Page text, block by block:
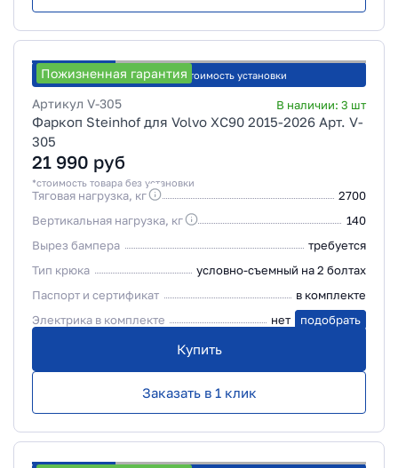
Пожизненная гарантияРассчитать стоимость установки
Артикул V-305 В наличии: 3 шт
Фаркоп Steinhof для Volvo XC90 2015-2026 Арт. V-
305
21 990 руб
*стоимость товара без установки
Тяговая нагрузка, кг
2700
Вертикальная нагрузка, кг
140
Вырез бампера
требуется
Тип крюка
условно-съемный на 2 болтах
Паспорт и сертификат
в комплекте
Электрика в комплекте
нет подобрать
Купить
Заказать в 1 клик